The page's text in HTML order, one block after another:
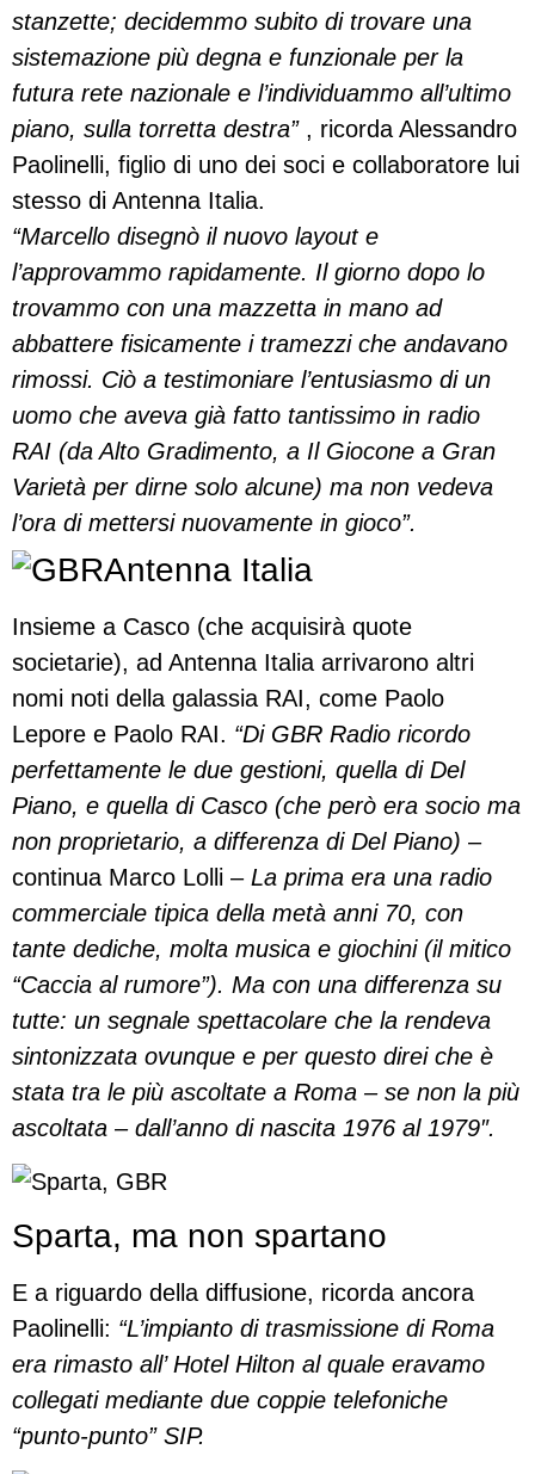
stanzette; decidemmo subito di trovare una
sistemazione più degna e funzionale per la
futura rete nazionale e l’individuammo all’ultimo
piano, sulla torretta destra”, ricorda Alessandro
Paolinelli, figlio di uno dei soci e collaboratore lui
stesso di Antenna Italia.
“Marcello disegnò il nuovo layout e
l’approvammo rapidamente. Il giorno dopo lo
trovammo con una mazzetta in mano ad
abbattere fisicamente i tramezzi che andavano
rimossi. Ciò a testimoniare l’entusiasmo di un
uomo che aveva già fatto tantissimo in radio
RAI (da Alto Gradimento, a Il Giocone a Gran
Varietà per dirne solo alcune) ma non vedeva
l’ora di mettersi nuovamente in gioco”.
Antenna Italia
Insieme a Casco (che acquisirà quote
societarie), ad Antenna Italia arrivarono altri
nomi noti della galassia RAI, come Paolo
Lepore e Paolo RAI. “Di GBR Radio ricordo
perfettamente le due gestioni, quella di Del
Piano, e quella di Casco (che però era socio ma
non proprietario, a differenza di Del Piano) –
continua Marco Lolli – La prima era una radio
commerciale tipica della metà anni 70, con
tante dediche, molta musica e giochini (il mitico
“Caccia al rumore”). Ma con una differenza su
tutte: un segnale spettacolare che la rendeva
sintonizzata ovunque e per questo direi che è
stata tra le più ascoltate a Roma – se non la più
ascoltata – dall’anno di nascita 1976 al 1979″.
Sparta, ma non spartano
E a riguardo della diffusione, ricorda ancora
Paolinelli: “L’impianto di trasmissione di Roma
era rimasto all’ Hotel Hilton al quale eravamo
collegati mediante due coppie telefoniche
“punto-punto” SIP.